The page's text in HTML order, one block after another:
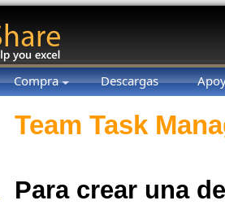
Compra Descargas
Team Task
Para crear una